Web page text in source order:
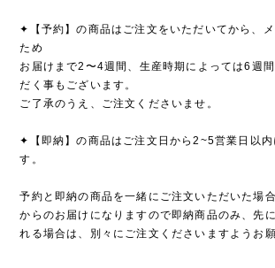
✦【予約】の商品はご注文をいただいてから、
ため
お届けまで2〜4週間、生産時期によっては6週
だく事もございます。
ご了承のうえ、ご注文くださいませ。
✦【即納】の商品はご注文日から2~5営業日以内
す。
予約と即納の商品を一緒にご注文いただいた場
からのお届けになりますので即納商品のみ、先
れる場合は、別々にご注文くださいますようお